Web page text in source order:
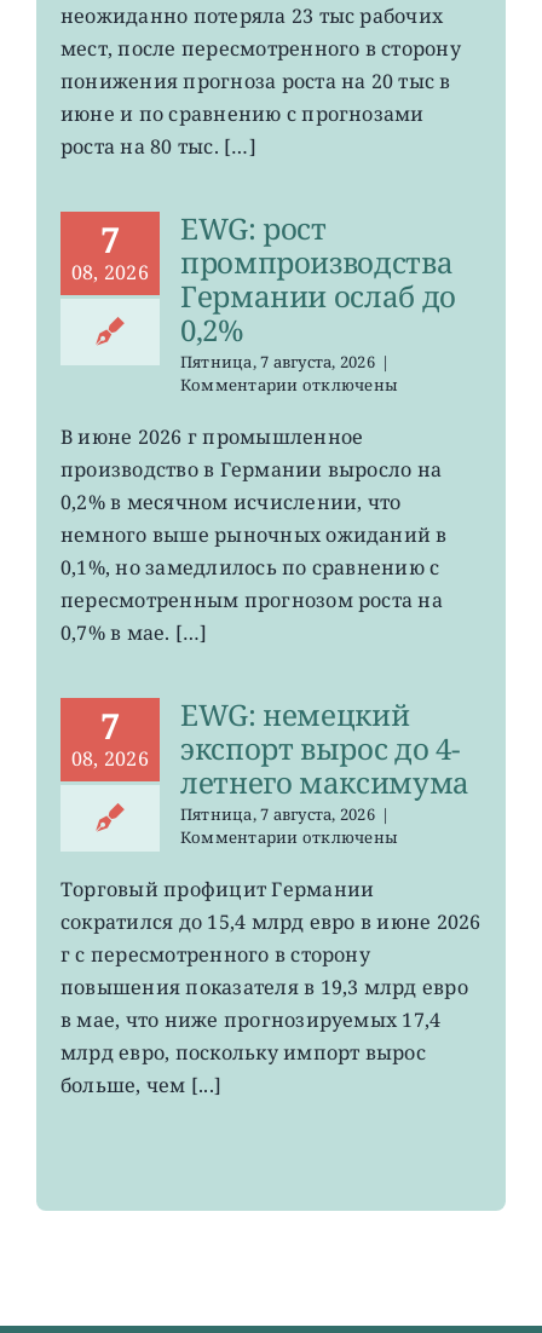
рабочих
мест
США
неожиданно
неожиданно потеряла 23 тыс рабочих
мест, после пересмотренного в сторону
понижения прогноза роста на 20 тыс в
июне и по сравнению с прогнозами
роста на 80 тыс. […]
7
08, 2026
EWG: рост
промпроизводства
Германии ослаб до
0,2%
Пятница, 7 августа, 2026 |
Комментариик
EWG:
рост
промпроизводства
Германии
до
0,2%
отключены
В июне 2026 г промышленное
производство в Германии выросло на
0,2% в месячном исчислении, что
немного выше рыночных ожиданий в
0,1%, но замедлилось по сравнению с
пересмотренным прогнозом роста на
0,7% в мае. […]
7
08, 2026
EWG: немецкий
экспорт вырос до 4-
летнего максимума
Пятница, 7 августа, 2026 |
Комментариик
EWG:
немецкий
экспорт
вырос
4-
летнего
отключены
Торговый профицит Германии
сократился до 15,4 млрд евро в июне 2026
г с пересмотренного в сторону
повышения показателя в 19,3 млрд евро
в мае, что ниже прогнозируемых 17,4
млрд евро, поскольку импорт вырос
больше, чем [...]